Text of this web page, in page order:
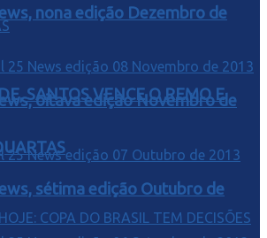
SANTOS VENCE O REMO E
nona edição Dezembro de
oitava edição Novembro de
sétima edição Outubro de